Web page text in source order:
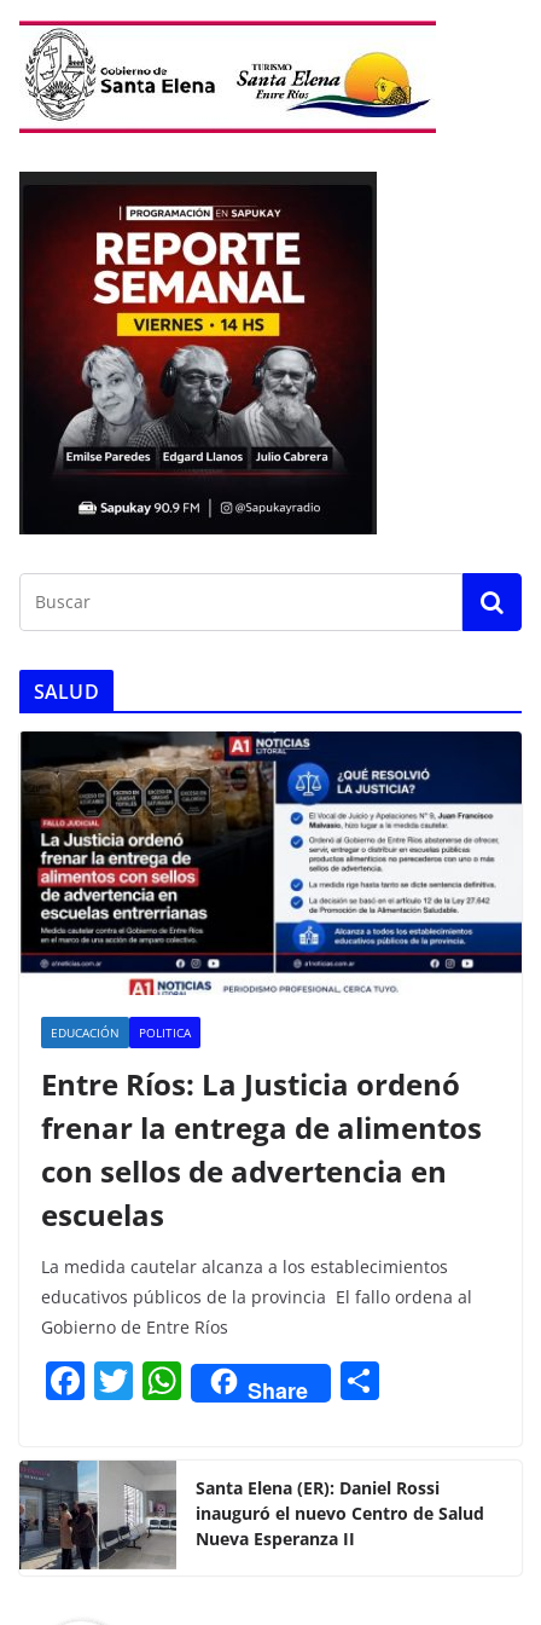
SALUD
EDUCACIÓN POLITICA
Entre Ríos: La Justicia ordenó
frenar la entrega de alimentos
con sellos de advertencia en
escuelas
La medida cautelar alcanza a los establecimientos
educativos públicos de la provincia El fallo ordena al
Gobierno de Entre Ríos
F
c
e
b
o
o
T
itt
er
W
h
s
A
Share
p
ar
Santa Elena (ER): Daniel Rossi
inauguró el nuevo Centro de Salud
Nueva Esperanza II